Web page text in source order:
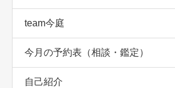
team今庭
今月の予約表（相談・鑑定）
自己紹介